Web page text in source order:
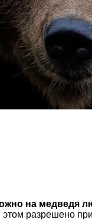
на медведя
этом разрешено